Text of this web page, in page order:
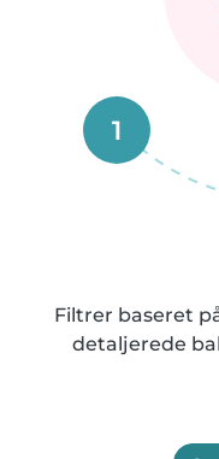
1
Filtrer baseret
detaljerede